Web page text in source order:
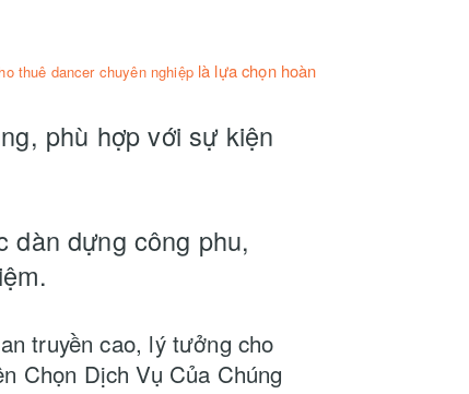
thuê dancer chuyên nghiệplà lựa chọn hoàn
phù hợp với sự kiện
dàn dựng công phu,
truyền cao, lý tưởng cho
Chọn Dịch Vụ Của Chúng